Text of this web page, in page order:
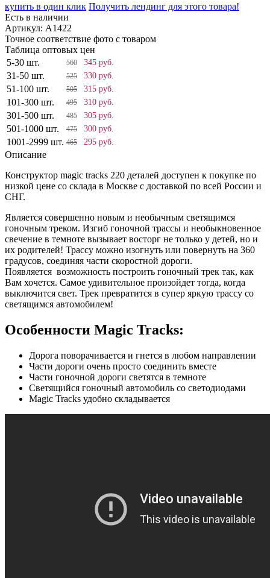
купить в один клик Получить лендинг для этого товара!
Есть в наличии
Артикул: A1422
Точное соответствие фото с товаром
Таблица оптовых цен
5-30 шт.
560 345 руб.
31-50 шт. 525 330 руб.
51-100 шт. 505 315 руб.
101-300 шт. 495 310 руб.
301-500 шт. 485 305 руб.
501-1000 шт. 475 300 руб.
1001-2999 шт. 465 295 руб.
Описание
Конструктор magic tracks 220 деталей доступен к покупке по
низкой цене со склада в Москве с доставкой по всей России и
СНГ.
Является совершенно новым и необычным светящимся
гоночным треком. Изгиб гоночной трассы и необыкновенное
свечение в темноте вызывает восторг не только у детей, но и
их родителей! Трассу можно изогнуть или повернуть на 360
градусов, соединяя части скоростной дороги.
Появляется возможность построить гоночный трек так, как
Вам хочется. Самое удивительное произойдет тогда, когда
выключится свет. Трек превратится в супер яркую трассу со
светящимся автомобилем!
Особенности Magic Tracks:
Дорога поворачивается и гнется в любом направлении
Части дороги очень просто соединить вместе
Части гоночной дороги светятся в темноте
Светящийся гоночный автомобиль со светодиодами
Magic Tracks удобно складывается